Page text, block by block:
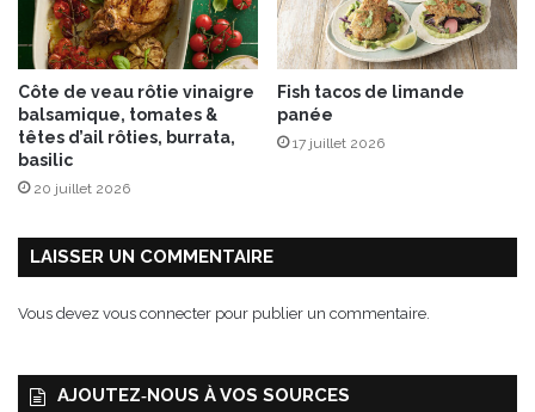
t
d
e
f
r
i
s
Côte de veau rôtie vinaigre
balsamique, tomates &
têtes d’ail rôties, burrata,
basilic
20 juillet 2026
Fish tacos de limande
panée
17 juillet 2026
LAISSER UN COMMENTAIRE
Vous devez vous connecter pour publier un commentaire.
AJOUTEZ‑NOUS À VOS SOURCES